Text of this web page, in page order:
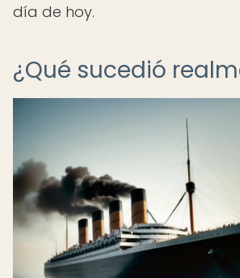
día de hoy.
¿Qué sucedió